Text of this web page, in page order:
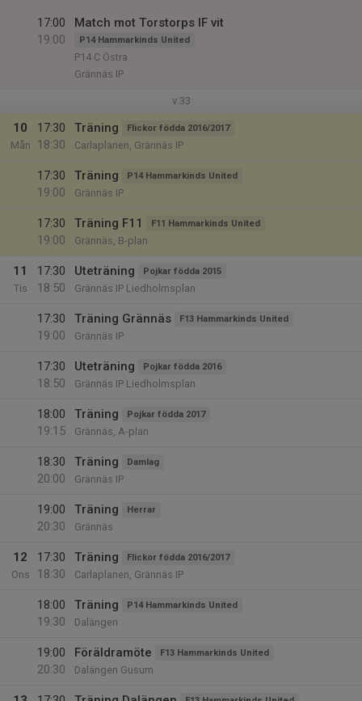
17:00
19:00
Match mot Torstorps IF vit
P14 Hammarkinds United
P14 C Östra
Grännäs IP
v.33
10
Mån
17:30
18:30
Träning Flickor födda 2016/2017
Carlaplanen, Grännäs IP
17:30
19:00
Träning P14 Hammarkinds United
Grännäs IP
17:30
19:00
Träning F11 F11 Hammarkinds United
Grännäs, B-plan
11
Tis
17:30
18:50
Uteträning Pojkar födda 2015
Grännäs IP Liedholmsplan
17:30
19:00
Träning Grännäs F13 Hammarkinds United
Grännäs IP
17:30
18:50
Uteträning Pojkar födda 2016
Grännäs IP Liedholmsplan
18:00
19:15
Träning Pojkar födda 2017
Grännäs, A-plan
18:30
20:00
Träning Damlag
Grännäs IP
19:00
20:30
Träning Herrar
Grännäs
12
Ons
17:30
18:30
Träning Flickor födda 2016/2017
Carlaplanen, Grännäs IP
18:00
19:30
Träning P14 Hammarkinds United
Dalängen
19:00
20:30
Föräldramöte F13 Hammarkinds United
Dalängen Gusum